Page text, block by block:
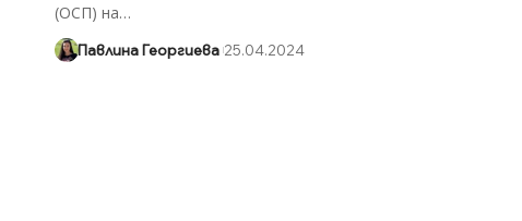
(ОСП) на…
Павлина Георгиева 25.04.2024